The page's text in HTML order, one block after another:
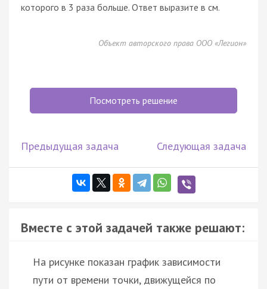
которого в 3 раза больше. Ответ выразите в см.
Объект авторского права ООО «Легион»
Посмотреть решение
Предыдущая задача Следующая задача
Вместе с этой задачей также решают:
На рисунке показан график зависимости
пути от времени точки, движущейся по